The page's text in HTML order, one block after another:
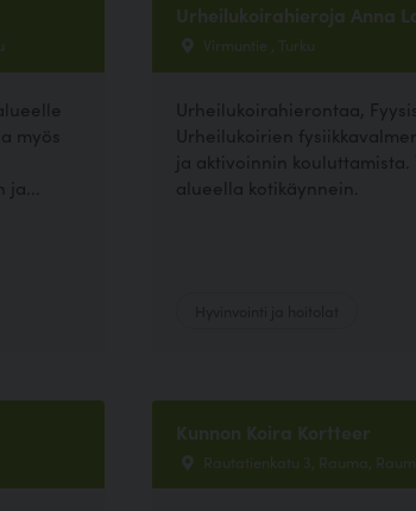
myös
Urheilukoirahieroja Anna
Virmuntie , Turku
Urheilukoirahierontaa,
Urheilukoirien
ja aktivoinnin kouluttamista.
alueella kotikäynnein.
Kunnon Koira Kortteer
Rautatienkatu 3, Rauma,